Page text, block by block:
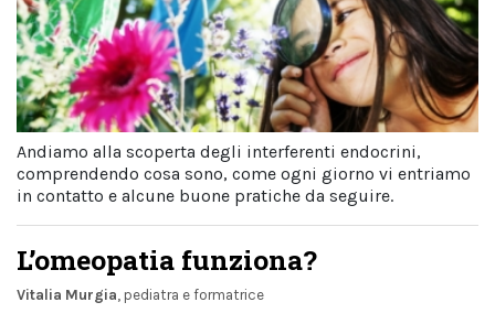
Andiamo alla scoperta degli interferenti endocrini,
comprendendo cosa sono, come ogni giorno vi entriamo
in contatto e alcune buone pratiche da seguire.
L’omeopatia funziona?
Vitalia Murgia , pediatra e formatrice